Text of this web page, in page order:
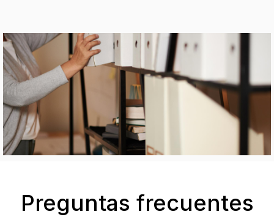
Preguntas frecuentes